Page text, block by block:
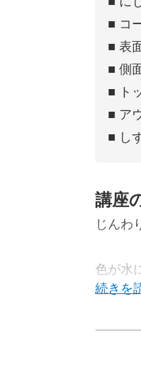
■ コ
■ 表
■ 側
■ ト
■ ア
■ し
講座
じんわ
色が水
ます。